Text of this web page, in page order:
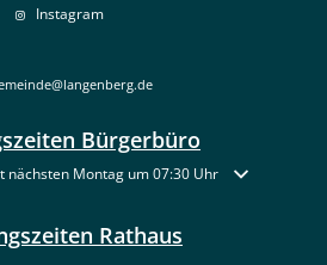
Instagram
Bürgerbüro
oder Schließzeiten auszublenden
nächsten Montag um 07:30 Uhr
Rathaus